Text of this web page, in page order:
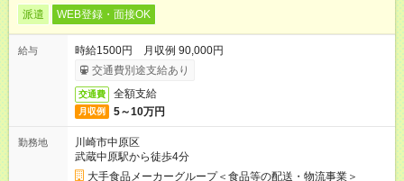
派遣 WEB登録・面接OK
給与
時給1500円 月収例 90,000円
交通費別途支給あり
交通費 全額支給
月収例 5～10万円
勤務地
川崎市中原区
武蔵中原駅から徒歩4分
大手食品メーカーグループ＜食品等の配送・物流事業＞